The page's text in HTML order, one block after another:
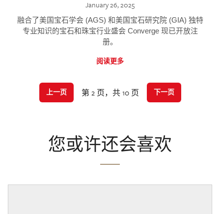
January 26, 2025
融合了美国宝石学会 (AGS) 和美国宝石研究院 (GIA) 独特
专业知识的宝石和珠宝行业盛会 Converge 现已开放注
册。
阅读更多
上一页 第 2 页，共 10 页 下一页
您或许还会喜欢